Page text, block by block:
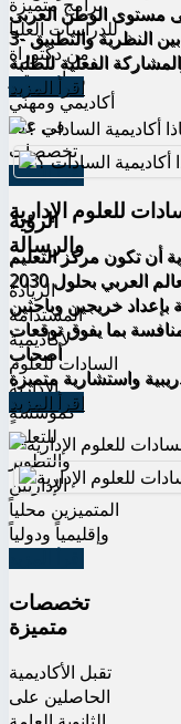
3- تعتمد الدراسة فى الأكاديمية على الربط بين النظرية والتطبيق
اقرأ المزيد
للعلوم الإدارية
أن تكون مركز التعليم
بإعداد خريجين وباحثين
بما يفوق توقعات
أصحاب
اقرأ المزيد
للدراسات العليا
من دكتوراة
وماجيستير
أكاديمي ومهني
في عدة
تخصصات
اقرأ المزيد
الرؤية
والرسالة
الريادة
المستدامة
لأكاديمية
السادات للعلوم
الإدارية
كمؤسسةٍ
للتعليم
والتطوير
الإداريين
المتميزين محلياً
وإقليمياً ودولياً
تخصصات
متميزة
تقبل الأكاديمية
الحاصلين على